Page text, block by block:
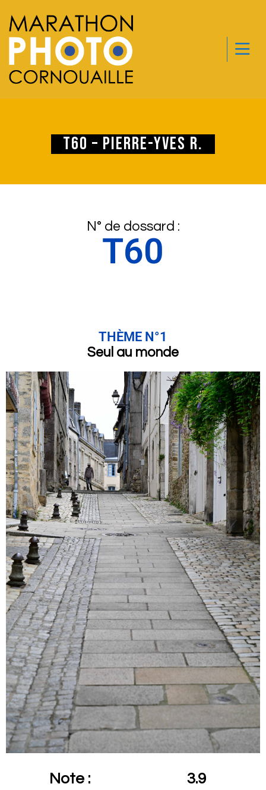
T60 – Pierre-yves R.
N° de dossard :
T60
THÈME N°1
Seul au monde
Note : 3.9